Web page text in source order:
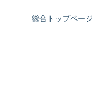
総合トップページ